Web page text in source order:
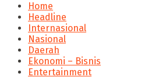
Home
Headline
Internasional
Nasional
Daerah
Ekonomi – Bisnis
Entertainment